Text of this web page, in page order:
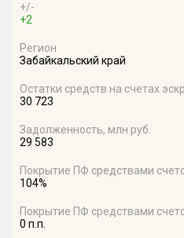
+/-
+2
Регион
Забайкальский край
Остатки средств на счетах
30 723
Задолженность, млн руб.
29 583
Покрытие ПФ средствами
104%
Покрытие ПФ средствами
0 п.п.